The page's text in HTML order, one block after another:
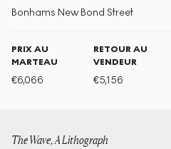
Bonhams New Bond Street
PRIX AU
MARTEAU
€6,066
RETOUR AU
VENDEUR
€5,156
The Wave, A Lithograph